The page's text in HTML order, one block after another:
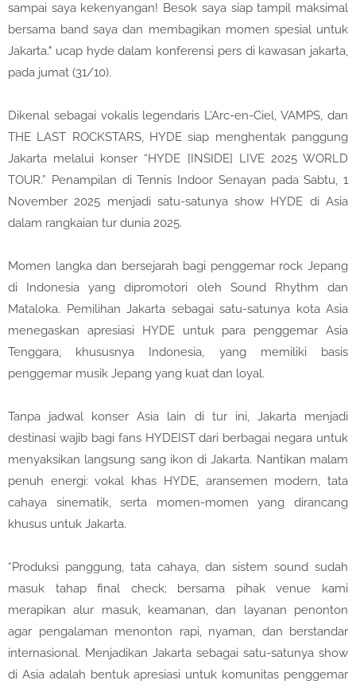
sampai saya kekenyangan! Besok saya siap tampil maksimal
bersama band saya dan membagikan momen spesial untuk
Jakarta." ucap hyde dalam konferensi pers di kawasan jakarta,
pada jumat (31/10).
Dikenal sebagai vokalis legendaris L’Arc-en-Ciel, VAMPS, dan
THE LAST ROCKSTARS, HYDE siap menghentak panggung
Jakarta melalui konser “HYDE [INSIDE] LIVE 2025 WORLD
TOUR.” Penampilan di Tennis Indoor Senayan pada Sabtu, 1
November 2025 menjadi satu-satunya show HYDE di Asia
dalam rangkaian tur dunia 2025.
Momen langka dan bersejarah bagi penggemar rock Jepang
di Indonesia yang dipromotori oleh Sound Rhythm dan
Mataloka. Pemilihan Jakarta sebagai satu-satunya kota Asia
menegaskan apresiasi HYDE untuk para penggemar Asia
Tenggara, khususnya Indonesia, yang memiliki basis
penggemar musik Jepang yang kuat dan loyal.
Tanpa jadwal konser Asia lain di tur ini, Jakarta menjadi
destinasi wajib bagi fans HYDEIST dari berbagai negara untuk
menyaksikan langsung sang ikon di Jakarta. Nantikan malam
penuh energi: vokal khas HYDE, aransemen modern, tata
cahaya sinematik, serta momen-momen yang dirancang
khusus untuk Jakarta.
“Produksi panggung, tata cahaya, dan sistem sound sudah
masuk tahap final check; bersama pihak venue kami
merapikan alur masuk, keamanan, dan layanan penonton
agar pengalaman menonton rapi, nyaman, dan berstandar
internasional. Menjadikan Jakarta sebagai satu-satunya show
di Asia adalah bentuk apresiasi untuk komunitas penggemar